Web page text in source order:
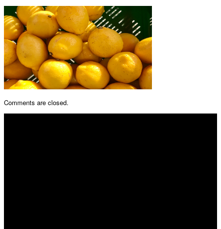
Comments are closed.